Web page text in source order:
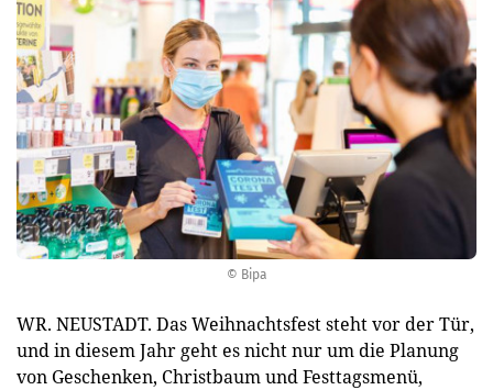
© Bipa
WR. NEUSTADT. Das Weihnachtsfest steht vor der Tür,
und in diesem Jahr geht es nicht nur um die Planung
von Geschenken, Christbaum und Festtagsmenü,